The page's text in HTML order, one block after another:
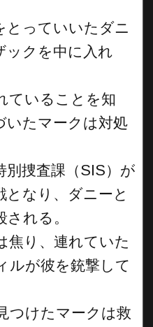
とっていいたダニ
ックを中に入れ
ていることを知
いたマークは対処
別捜査課（SIS）が
となり、ダニーと
れる。
焦り、連れていた
ルが彼を銃撃して
つけたマークは救